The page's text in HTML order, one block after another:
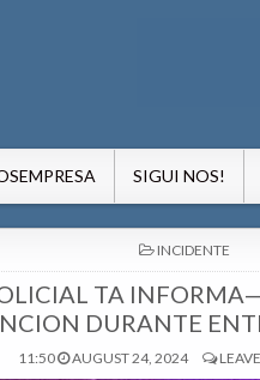
SIGUI NOS!
POSTED
IN
INCIDENTE
TA
DURANTE
11:50 AUGUST 24, 2024